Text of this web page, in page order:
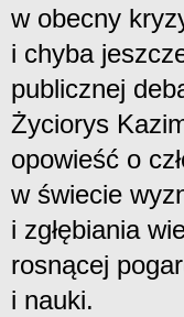
w obecny
i chyba
publicznej
Życiorys
opowieść o
w świecie
i zgłębiania
rosnącej
i nauki.